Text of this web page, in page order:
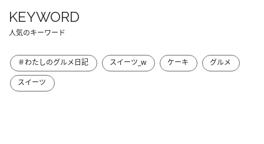
KEYWORD
人気のキーワード
＃わたしのグルメ日記 スイーツ_w ケーキ
グルメ
スイーツ